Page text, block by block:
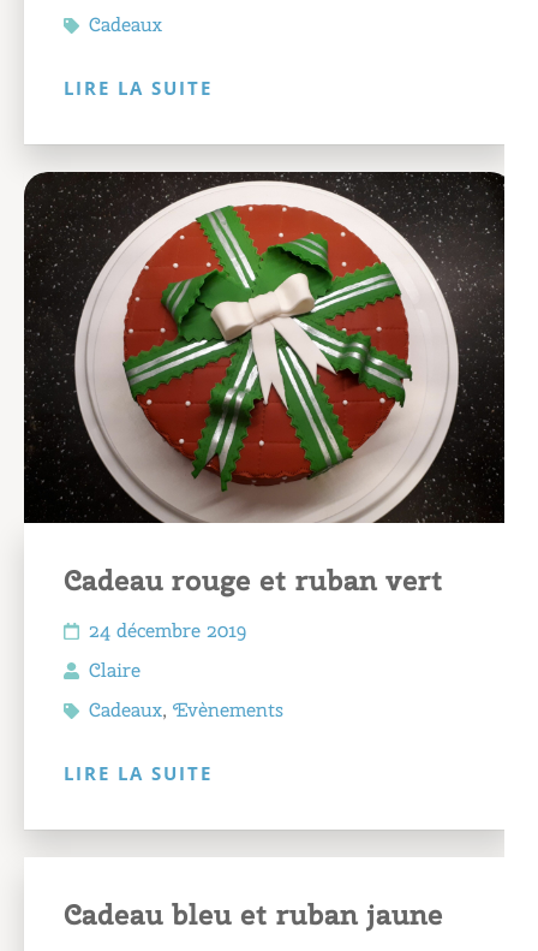
Cadeaux
LIRE LA SUITE
Cadeau rouge et ruban vert
24 décembre 2019
Claire
Cadeaux, Evènements
LIRE LA SUITE
Cadeau bleu et ruban jaune